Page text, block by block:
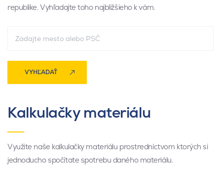
republike. Vyhľadajte toho najbližšieho k vám.
VYHĽADAŤ
Kalkulačky materiálu
Využite naše kalkulačky materiálu prostredníctvom ktorých si
jednoducho spočítate spotrebu daného materiálu.